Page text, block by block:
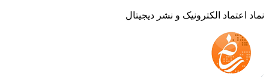
اعتماد الکترونیک و نشر دیجیتال